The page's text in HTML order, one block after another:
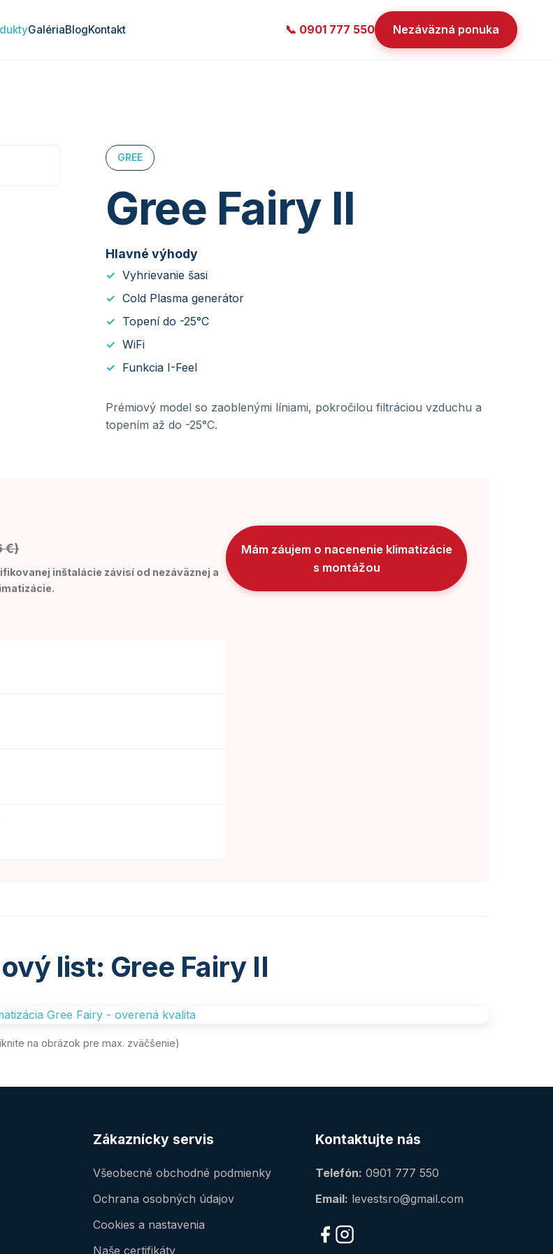
GalériaBlogKontakt 📞 0901 777 550 Nezáväzná ponuka
GREE
Gree Fairy II
Hlavné výhody
Vyhrievanie šasi
Cold Plasma generátor
Topení do -25°C
WiFi
Funkcia I-Feel
Prémiový model so zaoblenými líniami, pokročilou filtráciou vzduchu a
topením až do -25°C.
€)
inštalácie závisí od nezáväznej a
Mám záujem o nacenenie klimatizácie
s montážou
list: Gree Fairy II
na obrázok pre max. zväčšenie)
Zákaznícky servis
Všeobecné obchodné podmienky
Ochrana osobných údajov
Cookies a nastavenia
Naše certifikáty
Kontaktujte nás
Telefón: 0901 777 550
Email: levestsro@gmail.com